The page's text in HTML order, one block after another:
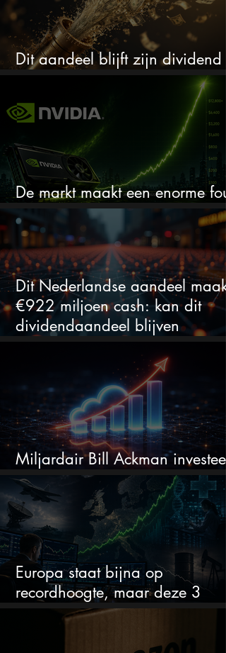
Dit aandeel blijft zijn dividend
verhogen, wat er ook gebeurt
De markt maakt een enorme fout
Dit Nederlandse aandeel maakt
€922 miljoen cash: kan dit
dividendaandeel blijven
verhogen?
Miljardair Bill Ackman investeert
miljarden in dit techaandeel
Europa staat bijna op
recordhoogte, maar deze 3
sectoren vallen nu op